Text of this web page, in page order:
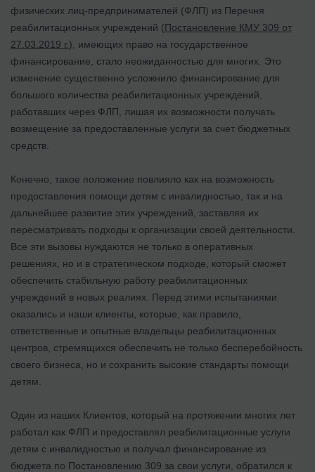
физических лиц-предпринимателей (ФЛП) из Перечня
реабилитационных учреждений (Постановление КМУ 309 от
27.03.2019 г.), имеющих право на государственное
финансирование, стало неожиданностью для многих. Это
изменение существенно усложнило финансирование для
большого количества реабилитационных учреждений,
работавших через ФЛП, лишая их возможности получать
возмещение за предоставленные услуги за счет бюджетных
средств.
Конечно, такое положение повлияло как на возможность
предоставления помощи детям с инвалидностью, так и на
дальнейшее развитие этих учреждений, заставляя их
пересматривать подходы к организации своей деятельности.
Все эти вызовы нуждаются не только в оперативных
решениях, но и в стратегическом подходе, который сможет
обеспечить стабильную работу реабилитационных
учреждений в новых реалиях. Перед этими испытаниями
оказались и наши клиенты, которые, как правило,
ответственные и опытные владельцы реабилитационных
центров, стремящихся обеспечить не только бесперебойность
своего бизнеса, но и сохранить высокие стандарты помощи
детям.
Один из наших Клиентов, который на протяжении многих лет
работал как ФЛП и предоставлял реабилитационные услуги
детям с инвалидностью и получал финансирование из
бюджета по Постановлению 309 за свои услуги, обратился к